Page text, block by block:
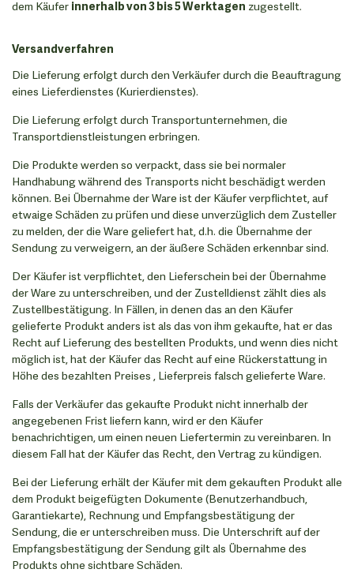
dem Käufer innerhalb von 3 bis 5 Werktagen zugestellt.
Versandverfahren
Die Lieferung erfolgt durch den Verkäufer durch die Beauftragung
eines Lieferdienstes (Kurierdienstes).
Die Lieferung erfolgt durch Transportunternehmen, die
Transportdienstleistungen erbringen.
Die Produkte werden so verpackt, dass sie bei normaler
Handhabung während des Transports nicht beschädigt werden
können. Bei Übernahme der Ware ist der Käufer verpflichtet, auf
etwaige Schäden zu prüfen und diese unverzüglich dem Zusteller
zu melden, der die Ware geliefert hat, d.h. die Übernahme der
Sendung zu verweigern, an der äußere Schäden erkennbar sind.
Der Käufer ist verpflichtet, den Lieferschein bei der Übernahme
der Ware zu unterschreiben, und der Zustelldienst zählt dies als
Zustellbestätigung. In Fällen, in denen das an den Käufer
gelieferte Produkt anders ist als das von ihm gekaufte, hat er das
Recht auf Lieferung des bestellten Produkts, und wenn dies nicht
möglich ist, hat der Käufer das Recht auf eine Rückerstattung in
Höhe des bezahlten Preises , Lieferpreis falsch gelieferte Ware.
Falls der Verkäufer das gekaufte Produkt nicht innerhalb der
angegebenen Frist liefern kann, wird er den Käufer
benachrichtigen, um einen neuen Liefertermin zu vereinbaren. In
diesem Fall hat der Käufer das Recht, den Vertrag zu kündigen.
Bei der Lieferung erhält der Käufer mit dem gekauften Produkt alle
dem Produkt beigefügten Dokumente (Benutzerhandbuch,
Garantiekarte), Rechnung und Empfangsbestätigung der
Sendung, die er unterschreiben muss. Die Unterschrift auf der
Empfangsbestätigung der Sendung gilt als Übernahme des
Produkts ohne sichtbare Schäden.